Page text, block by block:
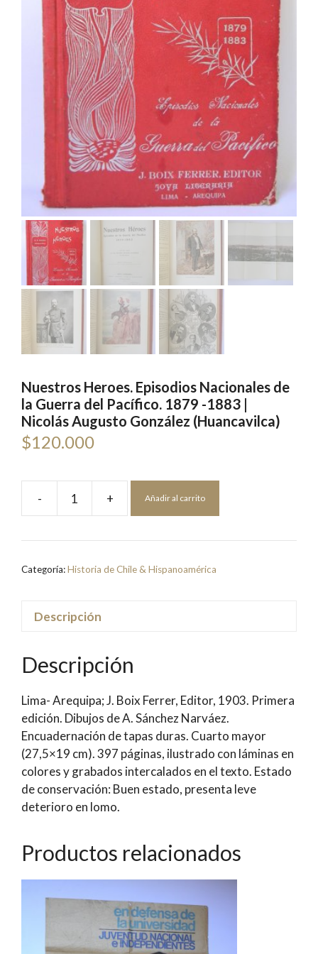
Nuestros Heroes. Episodios Nacionales de
la Guerra del Pacífico. 1879 -1883 |
Nicolás Augusto González (Huancavilca)
$120.000
-
Nuestros
Episodios
de
1879
|
Nicolás
Augusto
González
(Huancavilca)
cantidad
+ Añadir al carrito
Categoría:Historia de Chile & Hispanoamérica
Descripción
Descripción
Lima- Arequipa; J. Boix Ferrer, Editor, 1903. Primera
edición. Dibujos de A. Sánchez Narváez.
Encuadernación de tapas duras. Cuarto mayor
(27,5×19 cm). 397 páginas, ilustrado con láminas en
colores y grabados intercalados en el texto. Estado
de conservación: Buen estado, presenta leve
deterioro en lomo.
Productos relacionados